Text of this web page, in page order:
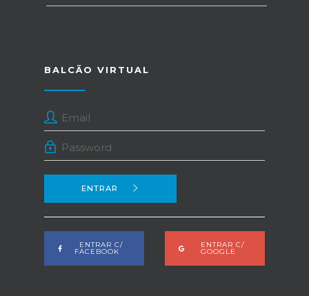
BALCÃO VIRTUAL
ENTRAR
ENTRAR C/
FACEBOOK
ENTRAR C/
GOOGLE